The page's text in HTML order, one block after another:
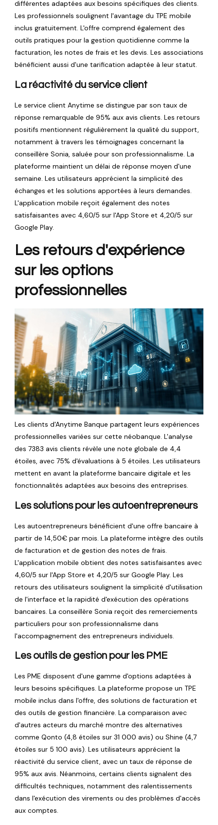
différentes adaptées aux besoins spécifiques des clients.
Les professionnels soulignent l'avantage du TPE mobile
inclus gratuitement. L'offre comprend également des
outils pratiques pour la gestion quotidienne comme la
facturation, les notes de frais et les devis. Les associations
bénéficient aussi d'une tarification adaptée à leur statut.
La réactivité du service client
Le service client Anytime se distingue par son taux de
réponse remarquable de 95% aux avis clients. Les retours
positifs mentionnent régulièrement la qualité du support,
notamment à travers les témoignages concernant la
conseillère Sonia, saluée pour son professionnalisme. La
plateforme maintient un délai de réponse moyen d'une
semaine. Les utilisateurs apprécient la simplicité des
échanges et les solutions apportées à leurs demandes.
L'application mobile reçoit également des notes
satisfaisantes avec 4,60/5 sur l'App Store et 4,20/5 sur
Google Play.
Les retours d'expérience
sur les options
professionnelles
Les clients d'Anytime Banque partagent leurs expériences
professionnelles variées sur cette néobanque. L'analyse
des 7383 avis clients révèle une note globale de 4,4
étoiles, avec 75% d'évaluations à 5 étoiles. Les utilisateurs
mettent en avant la plateforme bancaire digitale et les
fonctionnalités adaptées aux besoins des entreprises.
Les solutions pour les autoentrepreneurs
Les autoentrepreneurs bénéficient d'une offre bancaire à
partir de 14,50€ par mois. La plateforme intègre des outils
de facturation et de gestion des notes de frais.
L'application mobile obtient des notes satisfaisantes avec
4,60/5 sur l'App Store et 4,20/5 sur Google Play. Les
retours des utilisateurs soulignent la simplicité d'utilisation
de l'interface et la rapidité d'exécution des opérations
bancaires. La conseillère Sonia reçoit des remerciements
particuliers pour son professionnalisme dans
l'accompagnement des entrepreneurs individuels.
Les outils de gestion pour les PME
Les PME disposent d'une gamme d'options adaptées à
leurs besoins spécifiques. La plateforme propose un TPE
mobile inclus dans l'offre, des solutions de facturation et
des outils de gestion financière. La comparaison avec
d'autres acteurs du marché montre des alternatives
comme Qonto (4,8 étoiles sur 31 000 avis) ou Shine (4,7
étoiles sur 5 100 avis). Les utilisateurs apprécient la
réactivité du service client, avec un taux de réponse de
95% aux avis. Néanmoins, certains clients signalent des
difficultés techniques, notamment des ralentissements
dans l'exécution des virements ou des problèmes d'accès
aux comptes.